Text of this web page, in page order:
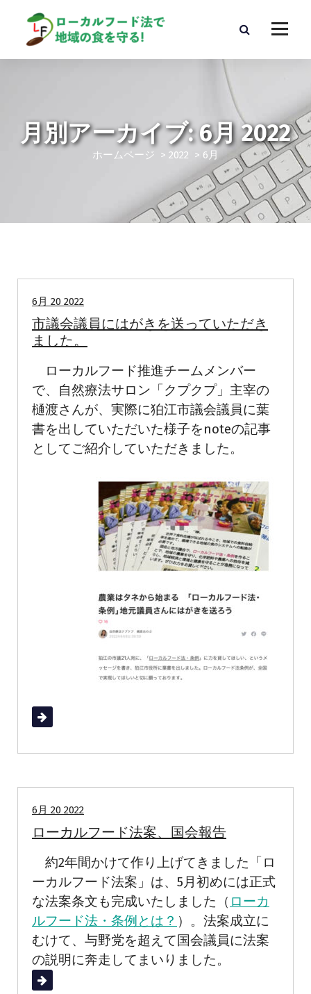
月別アーカイブ: 6月 2022
ホームページ > 2022 > 6月
6月 20 2022
市議会議員にはがきを送っていただき
ました。
ローカルフード推進チームメンバー
で、自然療法サロン「クプクプ」主宰の
樋渡さんが、実際に狛江市議会議員に葉
書を出していただいた様子をnoteの記事
としてご紹介していただきました。
続きを読む
6月 20 2022
ローカルフード法案、国会報告
約2年間かけて作り上げてきました「ロ
ーカルフード法案」は、5月初めには正式
な法案条文も完成いたしました（ ローカ
ルフード法・条例とは？ ）。法案成立に
むけて、与野党を超えて国会議員に法案
の説明に奔走してまいりました。
続きを読む